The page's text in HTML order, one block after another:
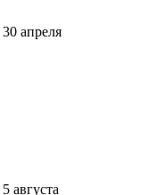
30 апреля
5 августа